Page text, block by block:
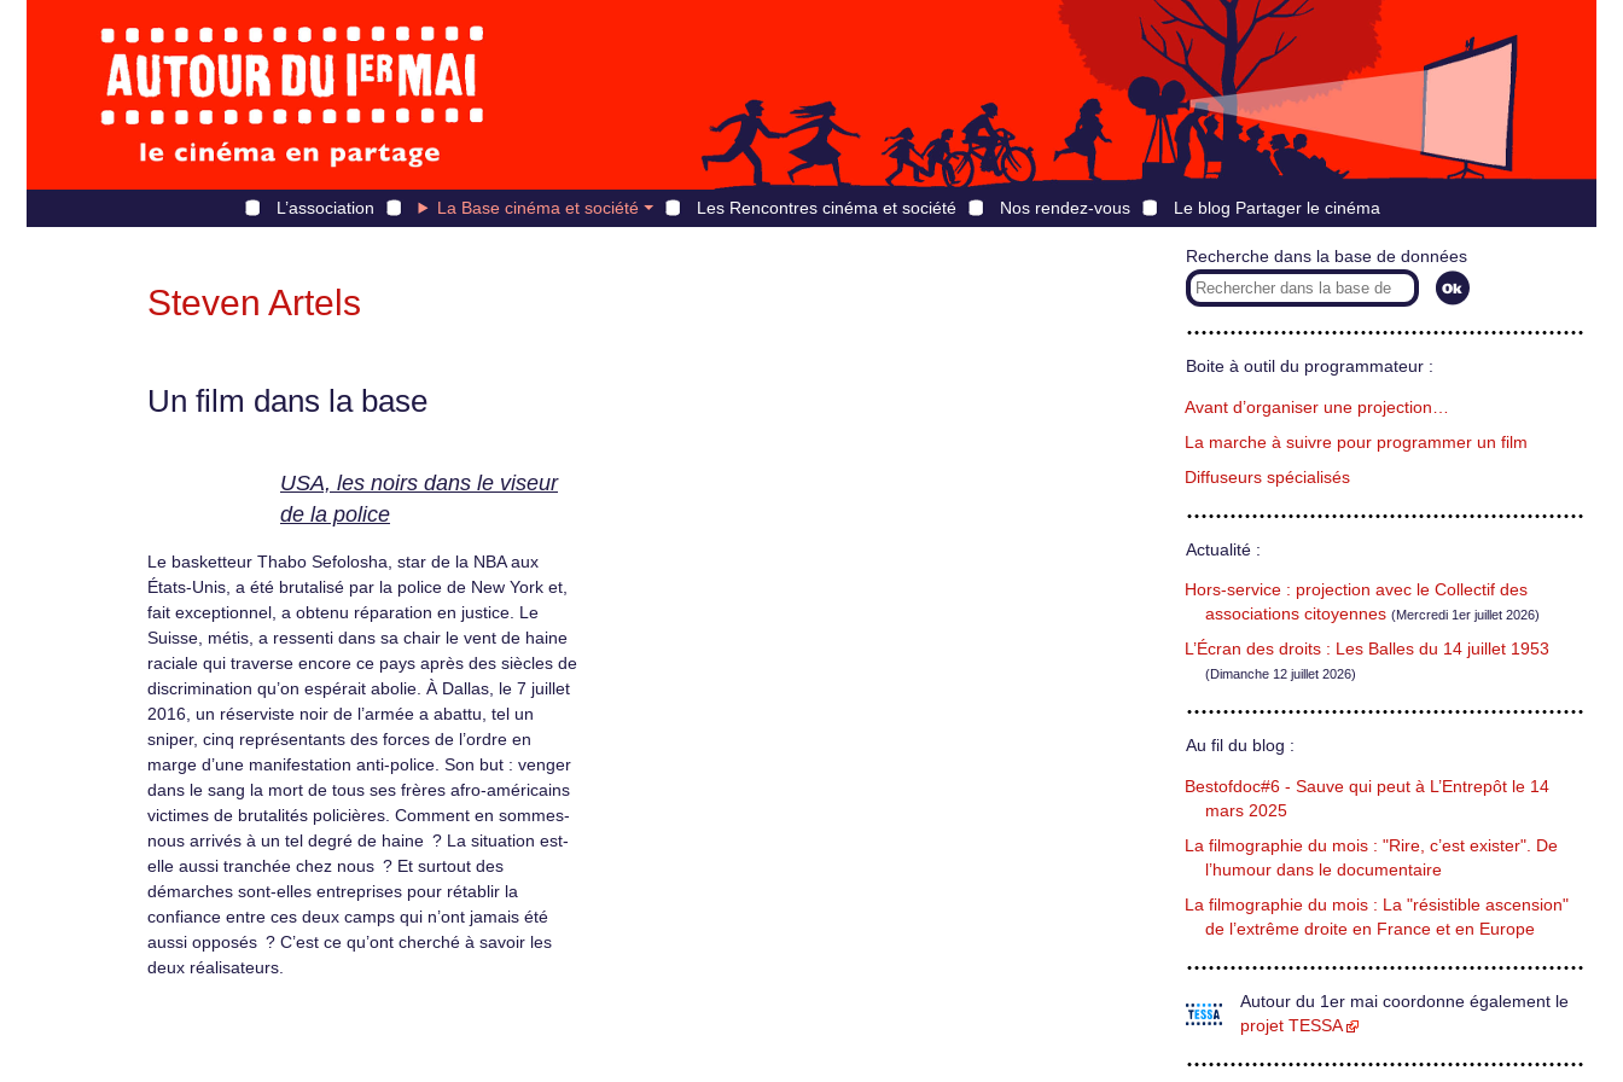
L’association La Base cinéma et société Les Rencontres cinéma et société Nos rendez-vous Le blog Partager le cinéma
Steven Artels
Un film dans la base
USA, les noirs dans le viseur
de la police
Le basketteur Thabo Sefolosha, star de la NBA aux
États-Unis, a été brutalisé par la police de New York et,
fait exceptionnel, a obtenu réparation en justice. Le
Suisse, métis, a ressenti dans sa chair le vent de haine
raciale qui traverse encore ce pays après des siècles de
discrimination qu’on espérait abolie. À Dallas, le 7 juillet
2016, un réserviste noir de l’armée a abattu, tel un
sniper, cinq représentants des forces de l’ordre en
marge d’une manifestation anti-police. Son but : venger
dans le sang la mort de tous ses frères afro-américains
victimes de brutalités policières. Comment en sommes-
nous arrivés à un tel degré de haine ? La situation est-
elle aussi tranchée chez nous ? Et surtout des
démarches sont-elles entreprises pour rétablir la
confiance entre ces deux camps qui n’ont jamais été
aussi opposés ? C’est ce qu’ont cherché à savoir les
deux réalisateurs.
Recherche dans la base de données
Boite à outil du programmateur :
Avant d’organiser une projection…
La marche à suivre pour programmer un film
Diffuseurs spécialisés
Actualité :
Hors-service : projection avec le Collectif des
associations citoyennes (Mercredi 1er juillet 2026)
L’Écran des droits : Les Balles du 14 juillet 1953
(Dimanche 12 juillet 2026)
Au fil du blog :
Bestofdoc#6 - Sauve qui peut à L’Entrepôt le 14
mars 2025
La filmographie du mois : "Rire, c’est exister". De
l’humour dans le documentaire
La filmographie du mois : La "résistible ascension"
de l’extrême droite en France et en Europe
Autour du 1er mai coordonne également le
projet TESSA